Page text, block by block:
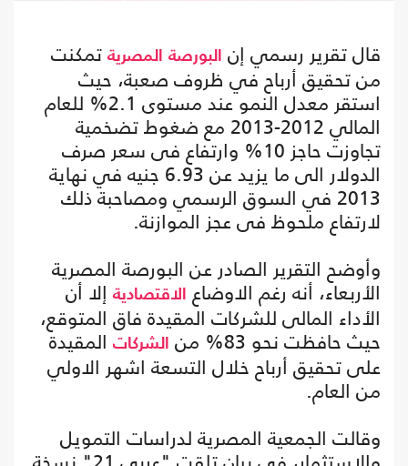
قال تقرير رسمي إن البورصة المصرية تمكنت
من تحقيق أرباح في ظروف صعبة، حيث
استقر معدل النمو عند مستوى 2.1% للعام
المالي 2012-2013 مع ضغوط تضخمية
تجاوزت حاجز 10% وارتفاع فى سعر صرف
الدولار الى ما يزيد عن 6.93 جنيه في نهاية
2013 في السوق الرسمي ومصاحبة ذلك
لارتفاع ملحوظ فى عجز الموازنة.
وأوضح التقرير الصادر عن البورصة المصرية
الأربعاء، أنه رغم الاوضاع الاقتصادية إلا أن
الأداء المالى للشركات المقيدة فاق المتوقع،
حيث حافظت نحو 83% من الشركات المقيدة
على تحقيق أرباح خلال التسعة اشهر الاولي
من العام.
وقالت الجمعية المصرية لدراسات التمويل